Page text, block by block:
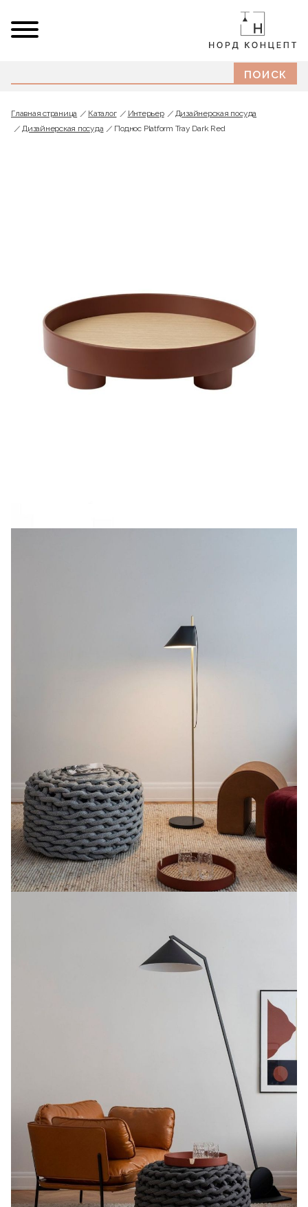
Главная страница Каталог Интерьер
Дизайнерская посуда
Дизайнерская посуда
Поднос Platform Tray Dark Red